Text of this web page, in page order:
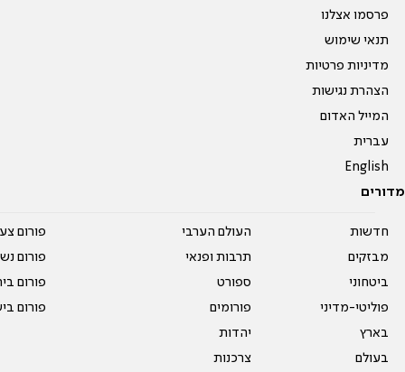
פרסמו אצלנו
תנאי שימוש
מדיניות פרטיות
הצהרת נגישות
המייל האדום
עברית
English
מדורים
חדשות
מבזקים
ביטחוני
פוליטי-מדיני
בארץ
בעולם
העולם הערבי
תרבות ופנאי
ספורט
פורומים
יהדות
צרכנות
פורום
פורום
פורום
פורום